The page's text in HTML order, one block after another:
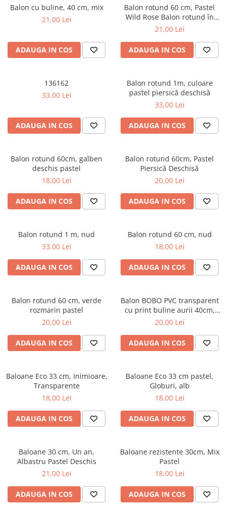
Seturi de artificii
Torte de stadion
Vulcani electrici
Kendama Special
Kendama Super Sticky Big Cup V2
Kendama Zen V3 Cupe Mari
Petreceri Animale
Petreceri Sportive
Balon cu buline, 40 cm, mix
21,00 Lei
ADAUGA IN COS
Balon rotund 60 cm, Pastel
Wild Rose Balon rotund în
culoarea Pastel Wild Rose,
21,00 Lei
ADAUGA IN COS
136162
33,00 Lei
ADAUGA IN COS
Balon rotund 1m, culoare
pastel piersică deschisă
33,00 Lei
ADAUGA IN COS
Balon rotund 60cm, galben
deschis pastel
18,00 Lei
ADAUGA IN COS
Balon rotund 60cm, Pastel
Piersică Deschisă
20,00 Lei
ADAUGA IN COS
Balon rotund 1 m, nud
33,00 Lei
ADAUGA IN COS
Balon rotund 60 cm, nud
18,00 Lei
ADAUGA IN COS
Balon rotund 60 cm, verde
rozmarin pastel
20,00 Lei
ADAUGA IN COS
Balon BOBO PVC transparent
cu print buline aurii 40cm,
ORB16-2-019
20,00 Lei
ADAUGA IN COS
Baloane Eco 33 cm, Inimioare,
Transparente
18,00 Lei
ADAUGA IN COS
Baloane Eco 33 cm pastel,
Globuri, alb
18,00 Lei
ADAUGA IN COS
Baloane 30 cm, Un an,
Albastru Pastel Deschis
21,00 Lei
ADAUGA IN COS
Baloane rezistente 30cm, Mix
Pastel
18,00 Lei
ADAUGA IN COS